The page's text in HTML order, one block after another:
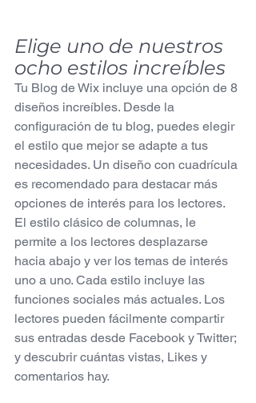
Elige uno de nuestros
ocho estilos increíbles
Tu Blog de Wix incluye una opción de 8
diseños increíbles. Desde la
configuración de tu blog, puedes elegir
el estilo que mejor se adapte a tus
necesidades. Un diseño con cuadrícula
es recomendado para destacar más
opciones de interés para los lectores.
El estilo clásico de columnas, le
permite a los lectores desplazarse
hacia abajo y ver los temas de interés
uno a uno. Cada estilo incluye las
funciones sociales más actuales. Los
lectores pueden fácilmente compartir
sus entradas desde Facebook y Twitter;
y descubrir cuántas vistas, Likes y
comentarios hay.